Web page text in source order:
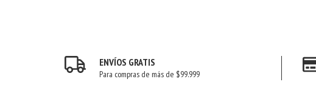
ENVÍOS GRATIS
Para compras de más de $99.999